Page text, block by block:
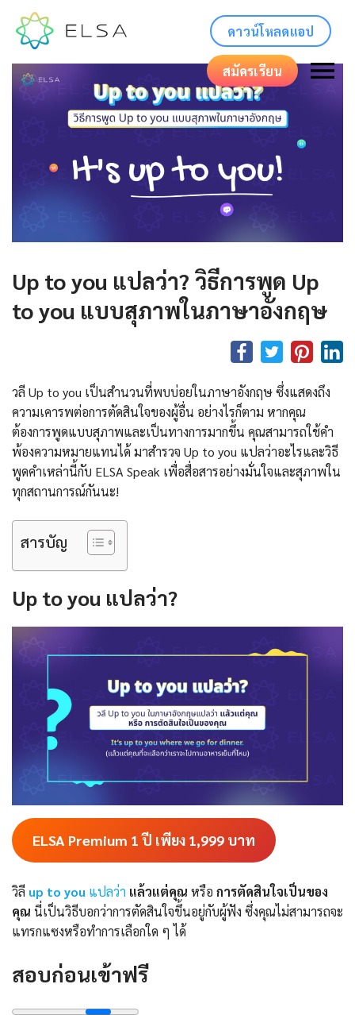
ดาวน์โหลดแอป
สมัครเรียน
Up to you แปลว่า? วิธีการพูด Up
to you แบบสุภาพในภาษาอังกฤษ
วลี Up to you เป็นสำนวนที่พบบ่อยในภาษาอังกฤษ ซึ่งแสดงถึง
ความเคารพต่อการตัดสินใจของผู้อื่น อย่างไรก็ตาม หากคุณ
ต้องการพูดแบบสุภาพและเป็นทางการมากขึ้น คุณสามารถใช้คำ
พ้องความหมายแทนได้ มาสำรวจ Up to you แปลว่าอะไรและวิธี
พูดคำเหล่านี้กับ ELSA Speak เพื่อสื่อสารอย่างมั่นใจและสุภาพใน
ทุกสถานการณ์กันนะ!
สารบัญ
Up to you แปลว่า?
ELSA Premium 1 ปี เพียง 1,999 บาท
วิลี up to you แปลว่า แล้วแต่คุณ หรือ การตัดสินใจเป็นของ
คุณ นี่เป็นวิธีบอกว่าการตัดสินใจขึ้นอยู่กับผู้ฟัง ซึ่งคุณไม่สามารถจะ
แทรกแซงหรือทำการเลือกใด ๆ ได้
สอบก่อนเข้าฟรี